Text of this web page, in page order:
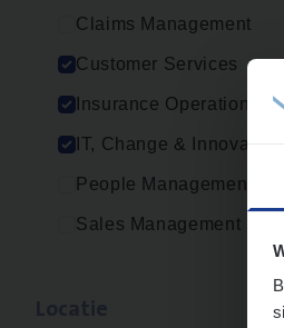
Claims Management
Customer Services
Insurance Operations
IT, Change & Innovation
People Management
Sales Management